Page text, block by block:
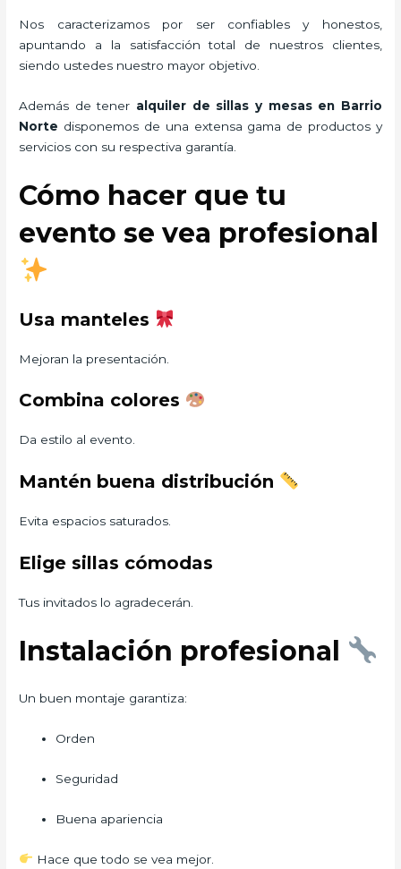
Nos caracterizamos por ser confiables y honestos,
apuntando a la satisfacción total de nuestros clientes,
siendo ustedes nuestro mayor objetivo.
Además de tener alquiler de sillas y mesas en Barrio
Norte disponemos de una extensa gama de productos y
servicios con su respectiva garantía.
Cómo hacer que tu
evento se vea profesional
Usa manteles
Mejoran la presentación.
Combina colores
Da estilo al evento.
Mantén buena distribución
Evita espacios saturados.
Elige sillas cómodas
Tus invitados lo agradecerán.
Instalación profesional
Un buen montaje garantiza:
Orden
Seguridad
Buena apariencia
Hace que todo se vea mejor.